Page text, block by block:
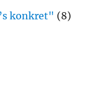
konkret" (8)